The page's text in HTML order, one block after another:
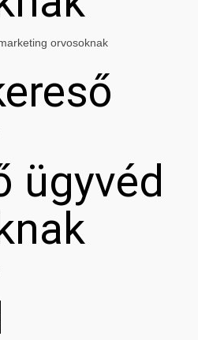
orvosoknak
ügyvéd